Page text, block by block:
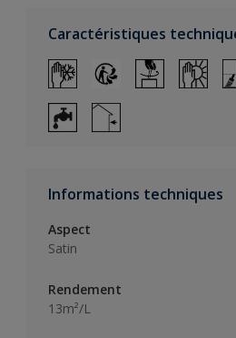
Caractéristiques
Informations techniques
Aspect
Satin
Rendement
13m²/L